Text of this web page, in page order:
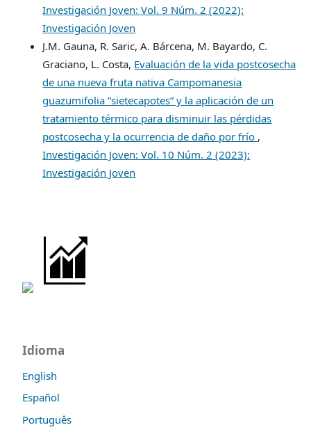
Investigación Joven: Vol. 9 Núm. 2 (2022):
Investigación Joven
J.M. Gauna, R. Saric, A. Bárcena, M. Bayardo, C.
Graciano, L. Costa, Evaluación de la vida postcosecha
de una nueva fruta nativa Campomanesia
guazumifolia “sietecapotes” y la aplicación de un
tratamiento térmico para disminuir las pérdidas
postcosecha y la ocurrencia de daño por frío ,
Investigación Joven: Vol. 10 Núm. 2 (2023):
Investigación Joven
Idioma
English
Español
Português